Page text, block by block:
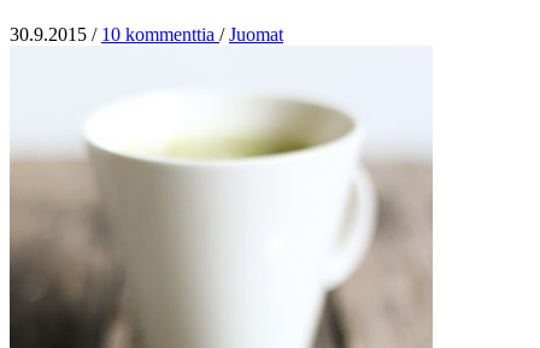
30.9.2015 / 10 kommenttia / Juomat